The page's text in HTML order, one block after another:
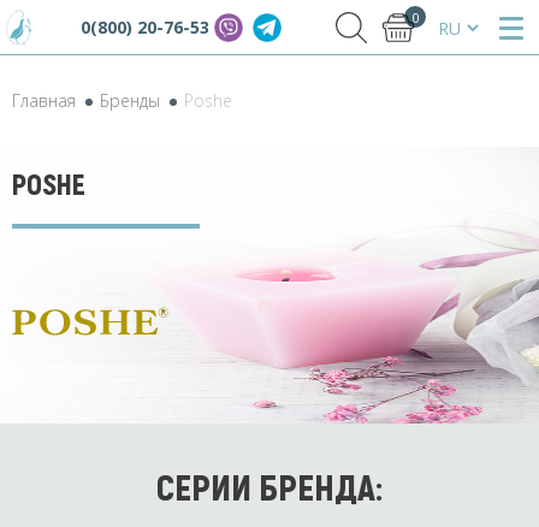
0(800) 20-76-53 0
Главная Бренды Poshe
POSHE
СЕРИИ БРЕНДА: